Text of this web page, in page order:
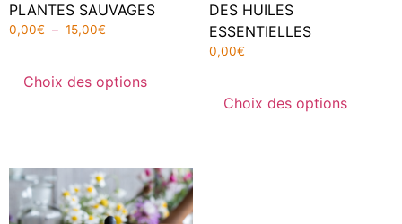
PLANTES SAUVAGES
0,00€ – 15,00€
Choix des options
DES HUILES
ESSENTIELLES
0,00€
Choix des options